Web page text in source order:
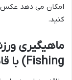
امکان می دهد عکس
کنید.
Fishing) با قایق های مجهز